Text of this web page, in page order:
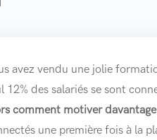
avez vendu une jolie
12% des salariés se sont
comment motiver
une première fois à la